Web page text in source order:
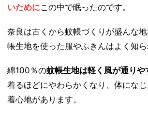
いためにこの中で眠ったのです。
奈良は古くから蚊帳づくりが盛んな
帳生地を使った服やふきんはよく知ら
綿100％の蚊帳生地は軽く風が通りや
着るほどにやわらかくなり、体にな
着心地があります。